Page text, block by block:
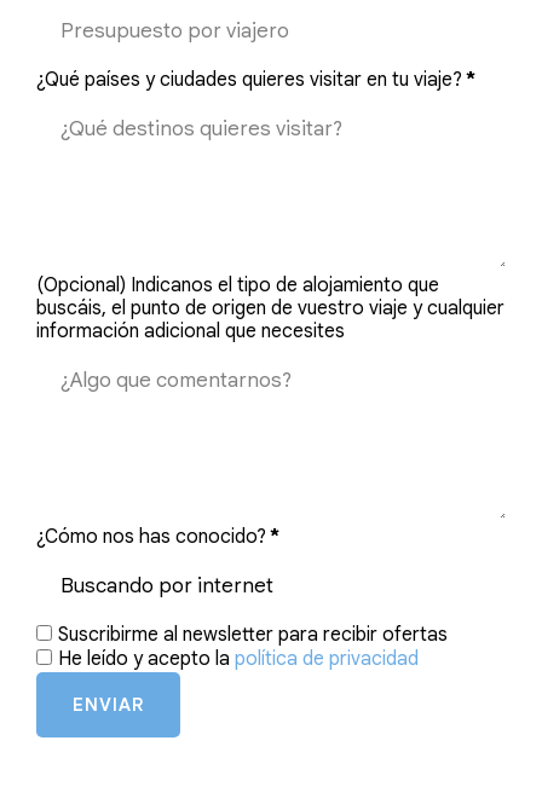
¿Qué países y ciudades quieres visitar en tu viaje? *
(Opcional) Indicanos el tipo de alojamiento que
buscáis, el punto de origen de vuestro viaje y cualquier
información adicional que necesites
¿Cómo nos has conocido? *
Suscribirme al newsletter para recibir ofertas
He leído y acepto la política de privacidad
ENVIAR